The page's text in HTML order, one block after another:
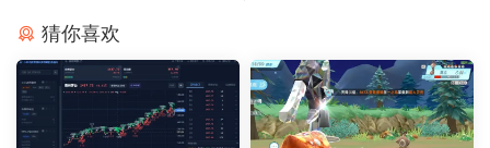
猜你喜欢